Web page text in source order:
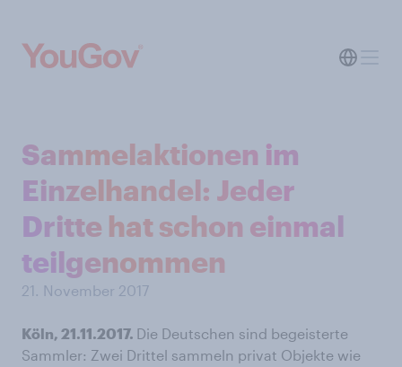
Sammelaktionen im
Einzelhandel: Jeder
Dritte hat schon einmal
teilgenommen
21. November 2017
Köln, 21.11.2017. Die Deutschen sind begeisterte
Sammler: Zwei Drittel sammeln privat Objekte wie